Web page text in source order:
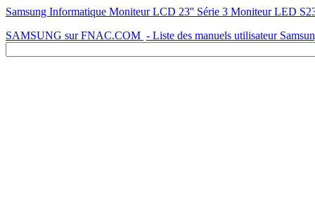
Samsung Informatique Moniteur LCD 23'' Série 3 Moniteur LED
SAMSUNG sur FNAC.COM - Liste des manuels utilisateur